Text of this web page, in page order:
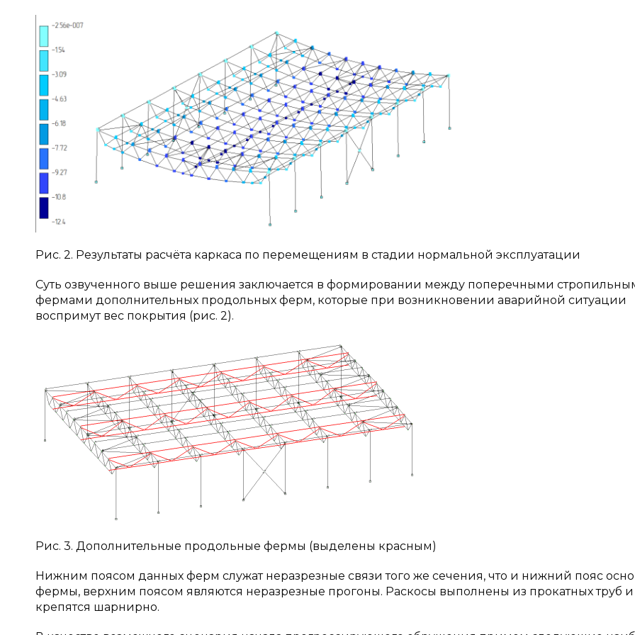
Рис. 2. Результаты расчёта каркаса по перемещениям в стадии нормальной эксплуатации
Суть озвученного выше решения заключается в формировании между поперечными
фермами дополнительных продольных ферм, которые при возникновении аварийной ситуации
воспримут вес покрытия (рис. 2).
Рис. 3. Дополнительные продольные фермы (выделены красным)
Нижним поясом данных ферм служат неразрезные связи того же сечения, что и нижний пояс
фермы, верхним поясом являются неразрезные прогоны. Раскосы выполнены из прокатных труб и
крепятся шарнирно.